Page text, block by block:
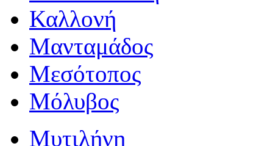
Καλλονή
Μανταμάδος
Μεσότοπος
Μόλυβος
Μυτιλήνη